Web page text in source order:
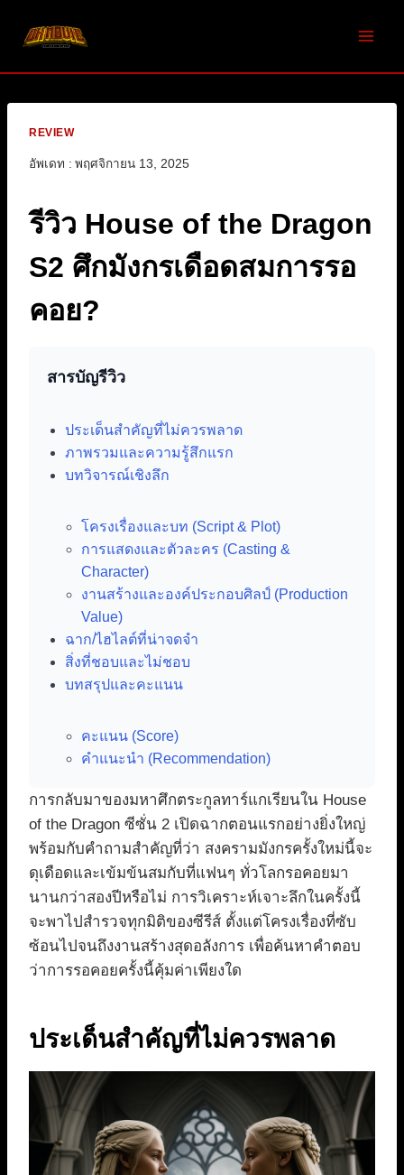
REVIEW
อัพเดท : พฤศจิกายน 13, 2025
รีวิว House of the Dragon
S2 ศึกมังกรเดือดสมการรอ
คอย?
สารบัญรีวิว
ประเด็นสำคัญที่ไม่ควรพลาด
ภาพรวมและความรู้สึกแรก
บทวิจารณ์เชิงลึก
โครงเรื่องและบท (Script & Plot)
การแสดงและตัวละคร (Casting &
Character)
งานสร้างและองค์ประกอบศิลป์ (Production
Value)
ฉาก/ไฮไลต์ที่น่าจดจำ
สิ่งที่ชอบและไม่ชอบ
บทสรุปและคะแนน
คะแนน (Score)
คำแนะนำ (Recommendation)
การกลับมาของมหาศึกตระกูลทาร์แกเรียนใน House
of the Dragon ซีซั่น 2 เปิดฉากตอนแรกอย่างยิ่งใหญ่
พร้อมกับคำถามสำคัญที่ว่า สงครามมังกรครั้งใหม่นี้จะ
ดุเดือดและเข้มข้นสมกับที่แฟนๆ ทั่วโลกรอคอยมา
นานกว่าสองปีหรือไม่ การวิเคราะห์เจาะลึกในครั้งนี้
จะพาไปสำรวจทุกมิติของซีรีส์ ตั้งแต่โครงเรื่องที่ซับ
ซ้อนไปจนถึงงานสร้างสุดอลังการ เพื่อค้นหาคำตอบ
ว่าการรอคอยครั้งนี้คุ้มค่าเพียงใด
ประเด็นสำคัญที่ไม่ควรพลาด